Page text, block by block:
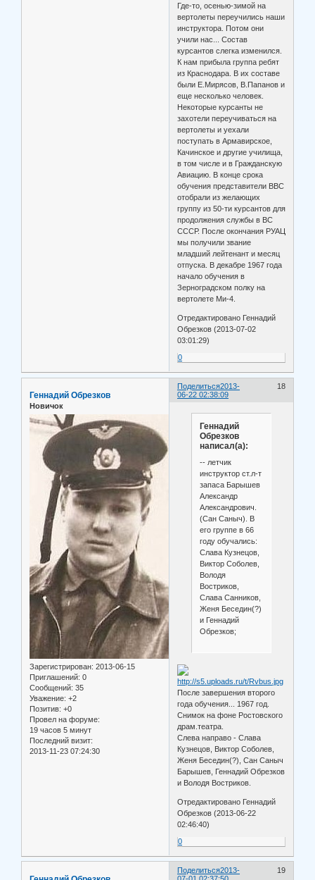
Где-то, осенью-зимой на
вертолеты переучились наши
инструктора. Потом они
учили нас... Состав
курсантов слегка изменился.
К нам прибыла группа ребят
из Краснодара. В их составе
были Е.Мирясов, В.Папанов и
еще несколько человек.
Некоторые курсанты не
захотели переучиваться на
вертолеты и уехали
поступать в Армавирское,
Качинское и другие училища,
в том числе и в Гражданскую
Авиацию. В конце срока
обучения представители ВВС
отобрали из желающих
группу из 50-ти курсантов для
продолжения службы в ВС
СССР. После окончания РУАЦ
мы получили звание
младший лейтенант и месяц
отпуска. В декабре 1967 года
начало обучения в
Зерноградском полку на
вертолете Ми-4.
Отредактировано Геннадий
Обрезков (2013-07-02
03:01:29)
0
Поделиться 18
2013-
06-22 02:38:09
Геннадий Обрезков
Новичок
Зарегистрирован: 2013-06-15
Приглашений: 0
Сообщений: 35
Уважение: +2
Позитив: +0
Провел на форуме:
19 часов 5 минут
Последний визит:
2013-11-23 07:24:30
Геннадий
Обрезков
написал(а):
-- летчик
инструктор ст.л-т
запаса Барышев
Александр
Александрович.
(Сан Саныч). В
его группе в 66
году обучались:
Слава Кузнецов,
Виктор Соболев,
Володя
Востриков,
Слава Санников,
Женя Беседин(?)
и Геннадий
Обрезков;
После завершения второго
года обучения... 1967 год.
Снимок на фоне Ростовского
драм.театра.
Слева направо - Слава
Кузнецов, Виктор Соболев,
Женя Беседин(?), Сан Саныч
Барышев, Геннадий Обрезков
и Володя Востриков.
Отредактировано Геннадий
Обрезков (2013-06-22
02:46:40)
0
Поделиться 19
2013-